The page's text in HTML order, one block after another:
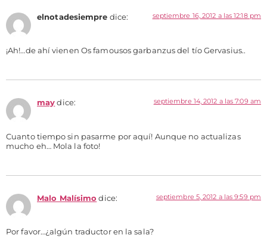
elnotadesiempre dice: septiembre 16, 2012 a las 12:18 pm
¡Ah!…de ahí vienen Os famousos garbanzus del tío Gervasius..
may dice: septiembre 14, 2012 a las 7:09 am
Cuanto tiempo sin pasarme por aquí! Aunque no actualizas
mucho eh… Mola la foto!
Malo Malísimo dice: septiembre 5, 2012 a las 9:59 pm
Por favor…¿algún traductor en la sala?